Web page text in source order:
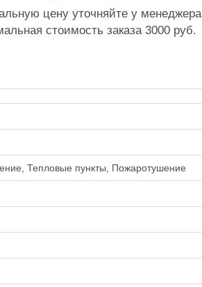
цену уточняйте у менеджера
стоимость заказа 3000 руб.
Тепловые пункты, Пожаротушение